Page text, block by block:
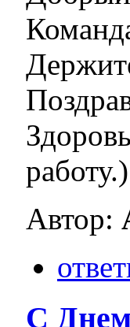
работу.)
Автор:
С